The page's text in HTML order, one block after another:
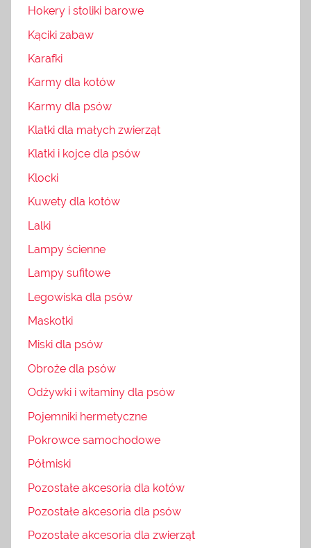
Hokery i stoliki barowe
Kąciki zabaw
Karafki
Karmy dla kotów
Karmy dla psów
Klatki dla małych zwierząt
Klatki i kojce dla psów
Klocki
Kuwety dla kotów
Lalki
Lampy ścienne
Lampy sufitowe
Legowiska dla psów
Maskotki
Miski dla psów
Obroże dla psów
Odżywki i witaminy dla psów
Pojemniki hermetyczne
Pokrowce samochodowe
Półmiski
Pozostałe akcesoria dla kotów
Pozostałe akcesoria dla psów
Pozostałe akcesoria dla zwierząt